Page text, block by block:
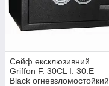
Сейф ексклюзивний
Griffon F. 30CL I. 30.E
Black огневзломостойкий